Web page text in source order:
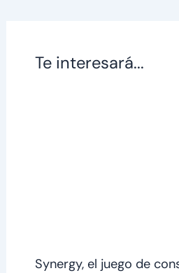
Te interesará...
Synergy, el juego de